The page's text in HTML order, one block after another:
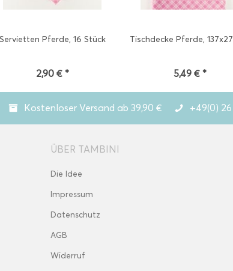
Servietten Pferde, 16 Stück
2,90 € *
Tischdecke Pferde,
5,49 € *
Kostenloser Versand ab 39,90 € +49(0)
ÜBER TAMBINI
Die Idee
Impressum
Datenschutz
AGB
Widerruf